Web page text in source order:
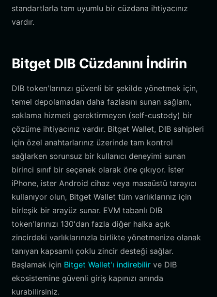
standartlarla tam uyumlu bir cüzdana ihtiyacınız
vardır.
Bitget DIB Cüzdanını İndirin
DIB token'larınızı güvenli bir şekilde yönetmek için,
temel depolamadan daha fazlasını sunan sağlam,
saklama hizmeti gerektirmeyen (self-custody) bir
çözüme ihtiyacınız vardır. Bitget Wallet, DIB sahipleri
için özel anahtarlarınız üzerinde tam kontrol
sağlarken sorunsuz bir kullanıcı deneyimi sunan
birinci sınıf bir seçenek olarak öne çıkıyor. İster
iPhone, ister Android cihaz veya masaüstü tarayıcı
kullanıyor olun, Bitget Wallet tüm varlıklarınız için
birleşik bir arayüz sunar. EVM tabanlı DIB
token'larınızı 130'dan fazla diğer halka açık
zincirdeki varlıklarınızla birlikte yönetmenize olanak
tanıyan kapsamlı çoklu zincir desteği sağlar.
Başlamak için Bitget Wallet'ı indirebilir ve DIB
ekosistemine güvenli giriş kapınızı anında
kurabilirsiniz.